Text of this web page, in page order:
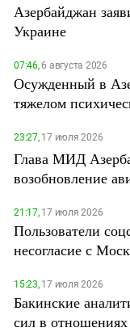
Российская
Ростовская область
Северная Осетия -
СКФО
Чечня
Южная Осетия
ЮФО
Азербайджан
Украине
07:46,6 августа 2026
Осужденный в
тяжелом
23:27,17 июля 2026
Глава МИД
возобновление
21:17,17 июля 2026
Пользователи
несогласие с
15:23,17 июля 2026
Бакинские
сил в